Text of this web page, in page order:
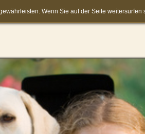
Wenn Sie auf der Seite